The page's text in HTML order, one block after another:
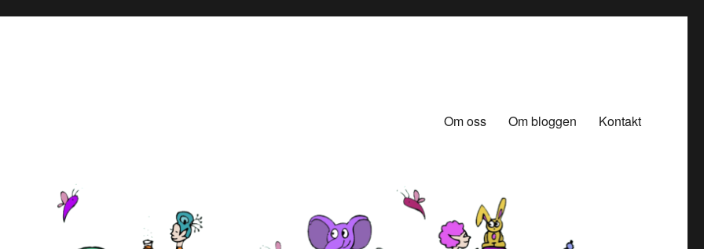
Om oss Om bloggen Kontakt